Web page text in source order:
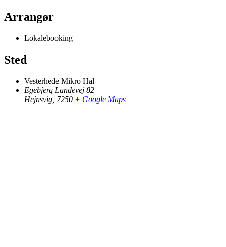
Arrangør
Lokalebooking
Sted
Vesterhede Mikro Hal
Egebjerg Landevej 82
Hejnsvig 7250 + Google Maps